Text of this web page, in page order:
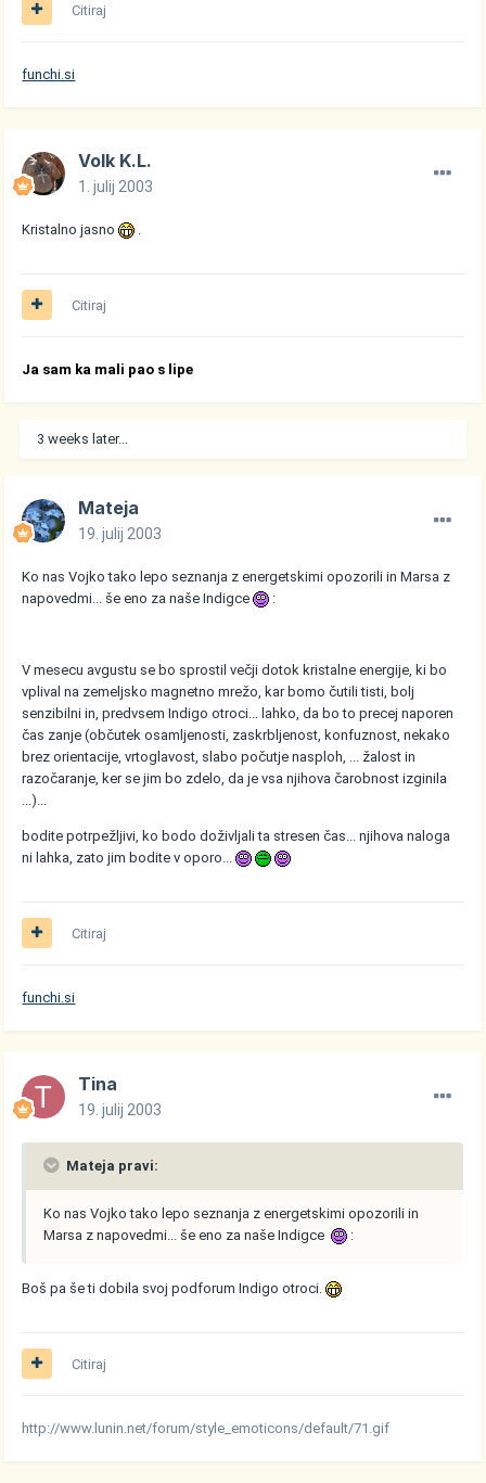
Citiraj
funchi.si
Volk K.L.
1. julij 2003
Kristalno jasno
Citiraj
Ja sam ka mali pao s lipe
3 weeks later...
Mateja
19. julij 2003
Ko nas Vojko tako lepo seznanja z energetskimi opozorili in Marsa z
napovedmi... še eno za naše Indigce
:
V mesecu avgustu se bo sprostil večji dotok kristalne energije, ki bo
vplival na zemeljsko magnetno mrežo, kar bomo čutili tisti, bolj
senzibilni in, predvsem Indigo otroci... lahko, da bo to precej naporen
čas zanje (občutek osamljenosti, zaskrbljenost, konfuznost, nekako
brez orientacije, vrtoglavost, slabo počutje nasploh, ... žalost in
razočaranje, ker se jim bo zdelo, da je vsa njihova čarobnost izginila
...)...
bodite potrpežljivi, ko bodo doživljali ta stresen čas... njihova naloga
ni lahka, zato jim bodite v oporo...
Citiraj
funchi.si
Tina
19. julij 2003
Mateja pravi:
Ko nas Vojko tako lepo seznanja z energetskimi opozorili in
Marsa z napovedmi... še eno za naše Indigce
:
Boš pa še ti dobila svoj podforum Indigo otroci.
Citiraj
http://www.lunin.net/forum/style_emoticons/default/71.gif